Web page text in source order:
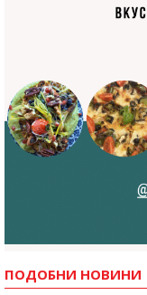
ПОДОБНИ НОВИНИ